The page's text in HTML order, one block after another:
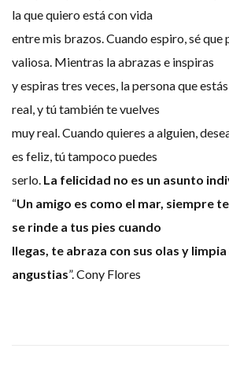
la que quiero está con vida
entre mis brazos. Cuando espiro, sé que
valiosa. Mientras la abrazas e inspiras
y espiras tres veces, la persona que
real, y tú también te vuelves
muy real. Cuando quieres a alguien,
es feliz, tú tampoco puedes
serlo. La felicidad no es un asunto
“Un amigo es como el mar, siempre
se rinde a tus pies cuando
llegas, te abraza con sus olas y
angustias”. Cony Flores